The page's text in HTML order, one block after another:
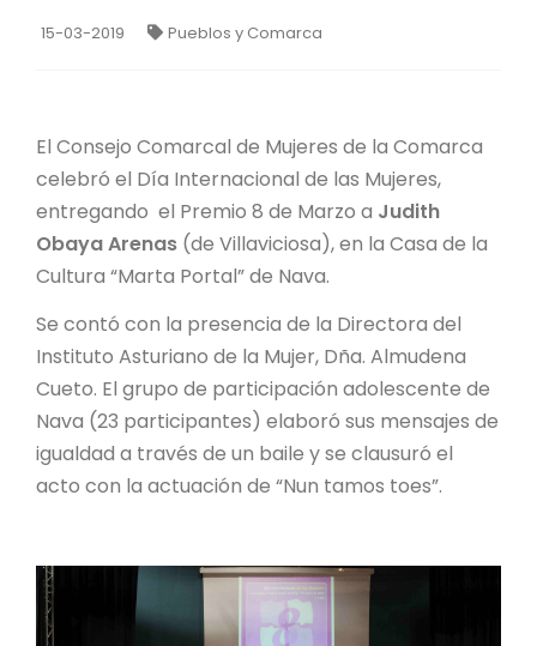
15-03-2019 Pueblos y Comarca
El Consejo Comarcal de Mujeres de la Comarca
celebró el Día Internacional de las Mujeres,
entregando el Premio 8 de Marzo a Judith
Obaya Arenas (de Villaviciosa), en la Casa de la
Cultura “Marta Portal” de Nava.
Se contó con la presencia de la Directora del
Instituto Asturiano de la Mujer, Dña. Almudena
Cueto. El grupo de participación adolescente de
Nava (23 participantes) elaboró sus mensajes de
igualdad a través de un baile y se clausuró el
acto con la actuación de “Nun tamos toes”.